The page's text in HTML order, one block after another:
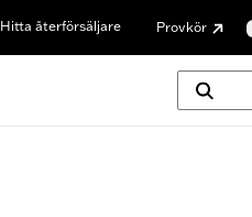
Hitta återförsäljare Provkör